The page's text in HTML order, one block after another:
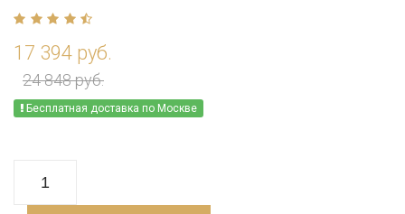
17 394 руб.
24 848 руб.
Бесплатная доставка по Москве